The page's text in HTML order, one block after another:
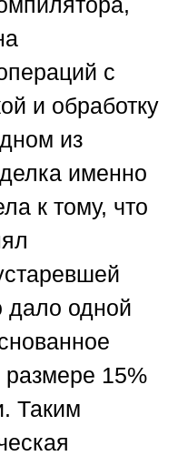
с
и обработку
из
именно
к тому, что
дало одной
15%
Таким